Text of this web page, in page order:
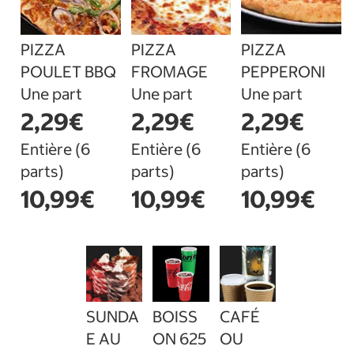
PIZZA
POULET BBQ
Une part
2,29€
Entière (6
parts)
10,99€
PIZZA
FROMAGE
Une part
2,29€
Entière (6
parts)
10,99€
PIZZA
PEPPERONI
Une part
2,29€
Entière (6
parts)
10,99€
SUNDA
E AU
BOISS
ON 625
CAFÉ
OU